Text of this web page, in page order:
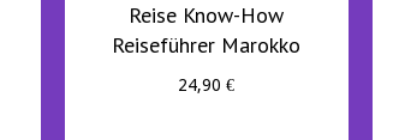
Reise Know-How
Reiseführer Marokko
24,90€